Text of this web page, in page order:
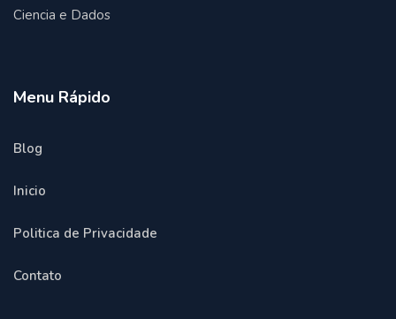
Ciencia e Dados
Menu Rápido
Blog
Inicio
Politica de Privacidade
Contato